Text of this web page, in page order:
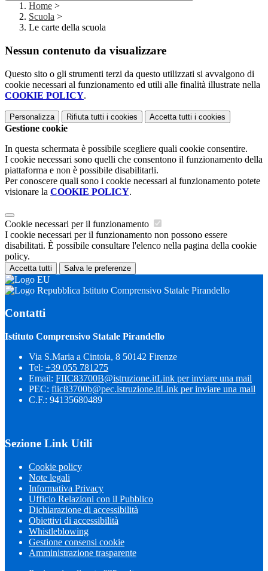
Home >
Scuola >
Le carte della scuola
Nessun contenuto da visualizzare
Questo sito o gli strumenti terzi da questo utilizzati si avvalgono di
cookie necessari al funzionamento ed utili alle finalità illustrate nella
COOKIE POLICY.
Personalizza Rifiuta tutti i cookies Accetta tutti i cookies
Gestione cookie
In questa schermata è possibile scegliere quali cookie consentire.
I cookie necessari sono quelli che consentono il funzionamento della
piattaforma e non è possibile disabilitarli.
Per conoscere quali sono i cookie necessari al funzionamento potete
visionare la COOKIE POLICY.
Cookie necessari per il funzionamento
I cookie necessari per il funzionamento non possono essere
disabilitati. È possibile consultare l'elenco nella pagina della cookie
policy.
Accetta tutti Salva le preferenze
Istituto Comprensivo Statale Pirandello
Contatti
Istituto Comprensivo Statale Pirandello
Via S.Maria a Cintoia, 8 50142 Firenze
Tel: +39 055 781275
Email: FIIC83700B@istruzione.itLink per inviare una mail
PEC: fiic83700b@pec.istruzione.itLink per inviare una mail
C.F.: 94135680489
Sezione Link Utili
Cookie policy
Note legali
Informativa Privacy
Ufficio Relazioni con il Pubblico
Dichiarazione di accessibilità
Obiettivi di accessibilità
Whistleblowing
Gestione consensi cookie
Amministrazione trasparente